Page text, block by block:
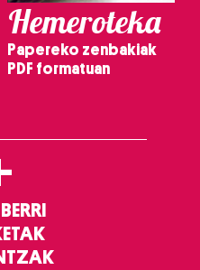
Hemeroteka
Papereko zenbakiak
PDF formatuan